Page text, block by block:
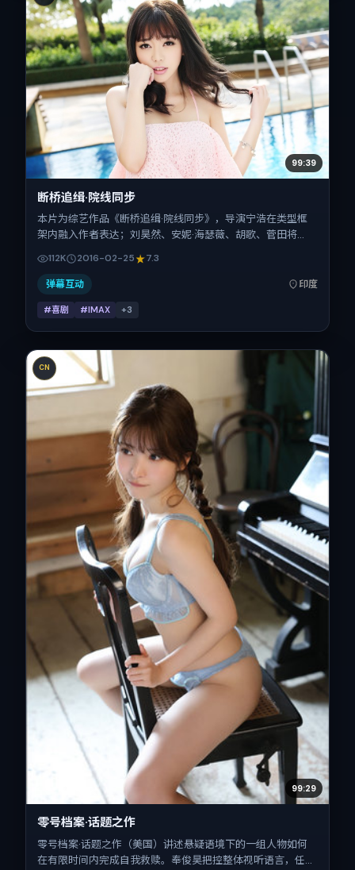
99:39
断桥追缉·院线同步
本片为综艺作品《断桥追缉·院线同步》，导演宁浩在类型框
架内融入作者表达；刘昊然、安妮·海瑟薇、胡歌、菅田将
主拍摄地与出品背景为印度。上映时间 2016年2月25日（公
映登记日 2016-02-25），全片151分钟，节奏张弛有度。
112K 2016-02-25 7.3
弹幕互动 印度
#喜剧 #IMAX +3
CN
99:29
零号档案·话题之作
零号档案·话题之作（美国）讲述悬疑语境下的一组人物如何
在有限时间内完成自我救赎。奉俊昊把控整体视听语言，任素